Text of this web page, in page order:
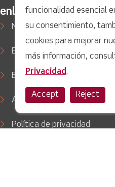
enlaces rápidos
Noticias
Estudios de caso
Blog
Apoyo
Política de privacidad
funcionalidad esencial
su consentimiento,
cookies para mejorar
más información,
Privacidad.
Accept Reject